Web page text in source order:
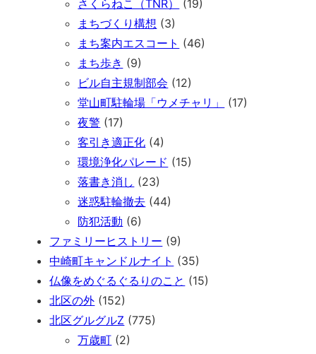
さくらねこ（TNR）
(19)
まちづくり構想 (3)
まち案内エスコート (46)
まち歩き (9)
ビル自主規制部会 (12)
堂山町駐輪場「ウメチャリ」
(17)
夜警 (17)
客引き適正化 (4)
環境浄化パレード (15)
落書き消し (23)
迷惑駐輪撤去 (44)
防犯活動 (6)
ファミリーヒストリー (9)
中崎町キャンドルナイト (35)
仏像をめぐるぐるりのこと (15)
北区の外 (152)
北区グルグルZ (775)
万歳町 (2)